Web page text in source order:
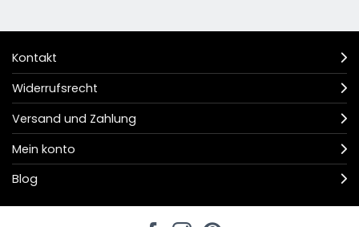
Kontakt
Widerrufsrecht
Versand und Zahlung
Mein konto
Blog